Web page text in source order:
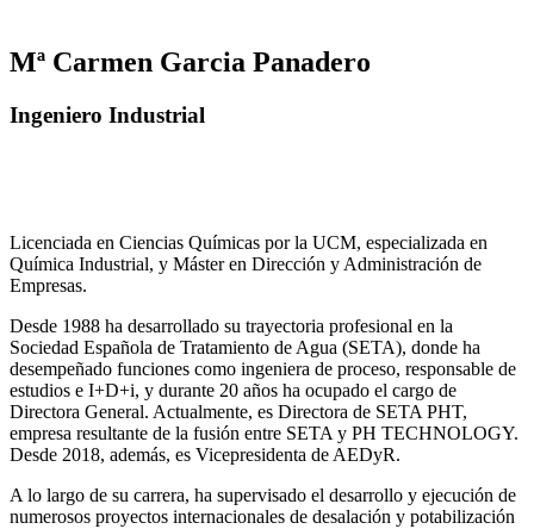
Mª Carmen Garcia Panadero
Ingeniero Industrial
Licenciada en Ciencias Químicas por la UCM, especializada en
Química Industrial, y Máster en Dirección y Administración de
Empresas.
Desde 1988 ha desarrollado su trayectoria profesional en la
Sociedad Española de Tratamiento de Agua (SETA), donde ha
desempeñado funciones como ingeniera de proceso, responsable de
estudios e I+D+i, y durante 20 años ha ocupado el cargo de
Directora General. Actualmente, es Directora de SETA PHT,
empresa resultante de la fusión entre SETA y PH TECHNOLOGY.
Desde 2018, además, es Vicepresidenta de AEDyR.
A lo largo de su carrera, ha supervisado el desarrollo y ejecución de
numerosos proyectos internacionales de desalación y potabilización